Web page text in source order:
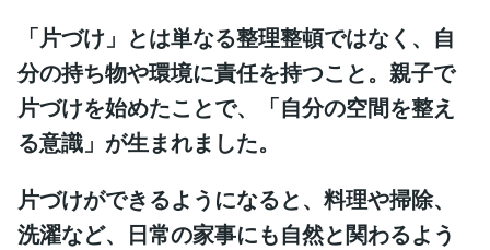
「片づけ」とは単なる整理整頓ではなく、自
分の持ち物や環境に責任を持つこと。親子で
片づけを始めたことで、「自分の空間を整え
る意識」が生まれました。
片づけができるようになると、料理や掃除、
洗濯など、日常の家事にも自然と関わるよう